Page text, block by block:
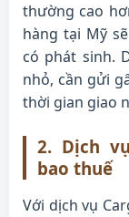
thường cao
hàng tại Mỹ
có phát sinh.
nhỏ, cần gửi
thời gian giao
2. Dịch
bao thuế
Với dịch vụ